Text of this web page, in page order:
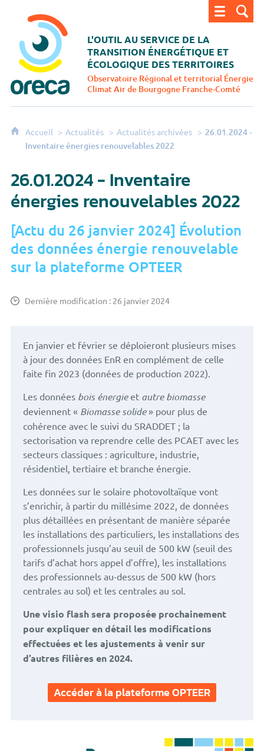
ORECA - Observatoire régional et territorial énergie
L'OUTIL AU SERVICE DE LA
TRANSITION ÉNERGÉTIQUE ET
ÉCOLOGIQUE DES TERRITOIRES
Observatoire Régional et territorial Énergie
Climat Airde Bourgogne Franche-Comté
Accueil Actualités Actualités archivées
26.01.2024 -
Inventaire énergies renouvelables 2022
26.01.2024 - Inventaire
énergies renouvelables 2022
[Actu du 26 janvier 2024] Évolution
des données énergie renouvelable
sur la plateforme OPTEER
Dernière modification : 26 janvier 2024
En janvier et février se déploieront plusieurs mises
à jour des données EnR en complément de celle
faite fin 2023 (données de production 2022).
Les données bois énergieet autre biomasse
deviennent « Biomasse solide» pour plus de
cohérence avec le suivi du SRADDET ; la
sectorisation va reprendre celle des PCAET avec les
secteurs classiques : agriculture, industrie,
résidentiel, tertiaire et branche énergie.
Les données sur le solaire photovoltaïque vont
s’enrichir, à partir du millésime 2022, de données
plus détaillées en présentant de manière séparée
les installations des particuliers, les installations des
professionnels jusqu’au seuil de 500 kW (seuil des
tarifs d’achat hors appel d’offre), les installations
des professionnels au-dessus de 500 kW (hors
centrales au sol) et les centrales au sol.
Une visio flash sera proposée prochainement
pour expliquer en détail les modifications
effectuées et les ajustements à venir sur
d’autres filières en 2024.
Accéder à la plateforme OPTEER